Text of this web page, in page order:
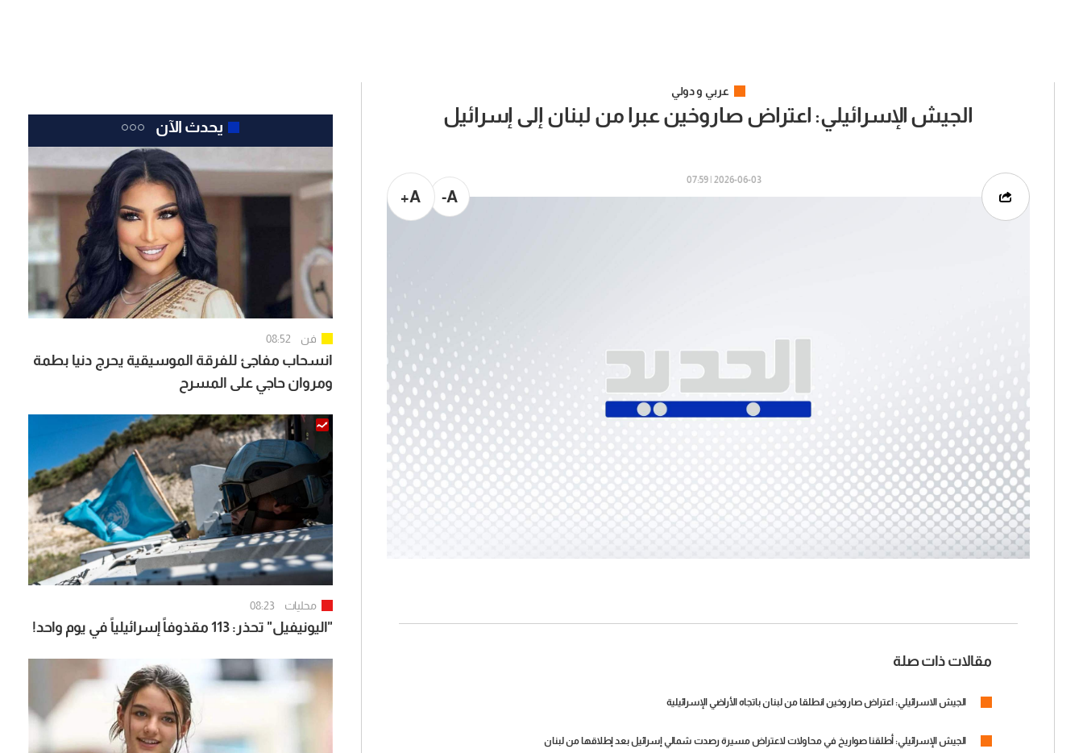
عربي و دولي
الجيش الإسرائيلي: اعتراض صاروخين عبرا من لبنان إلى إسرائيل
2026-06-03 | 07:59
A-
A+
مقالات ذات صلة
الجيش الاسرائيلي: اعتراض صاروخين انطلقا من لبنان باتجاه الأراضي الإسرائيلية
الجيش الإسرائيلي: أطلقنا صواريخ في محاولات لاعتراض مسيرة رصدت شمالي إسرائيل بعد إطلاقها من لبنان
يحدث الآن
فن 08:52
انسحاب مفاجئ للفرقة الموسيقية يحرج دنيا بطمة
ومروان حاجي على المسرح
محليات 08:23
"اليونيفيل" تحذر: 113 مقذوفاً إسرائيلياً في يوم واحد!